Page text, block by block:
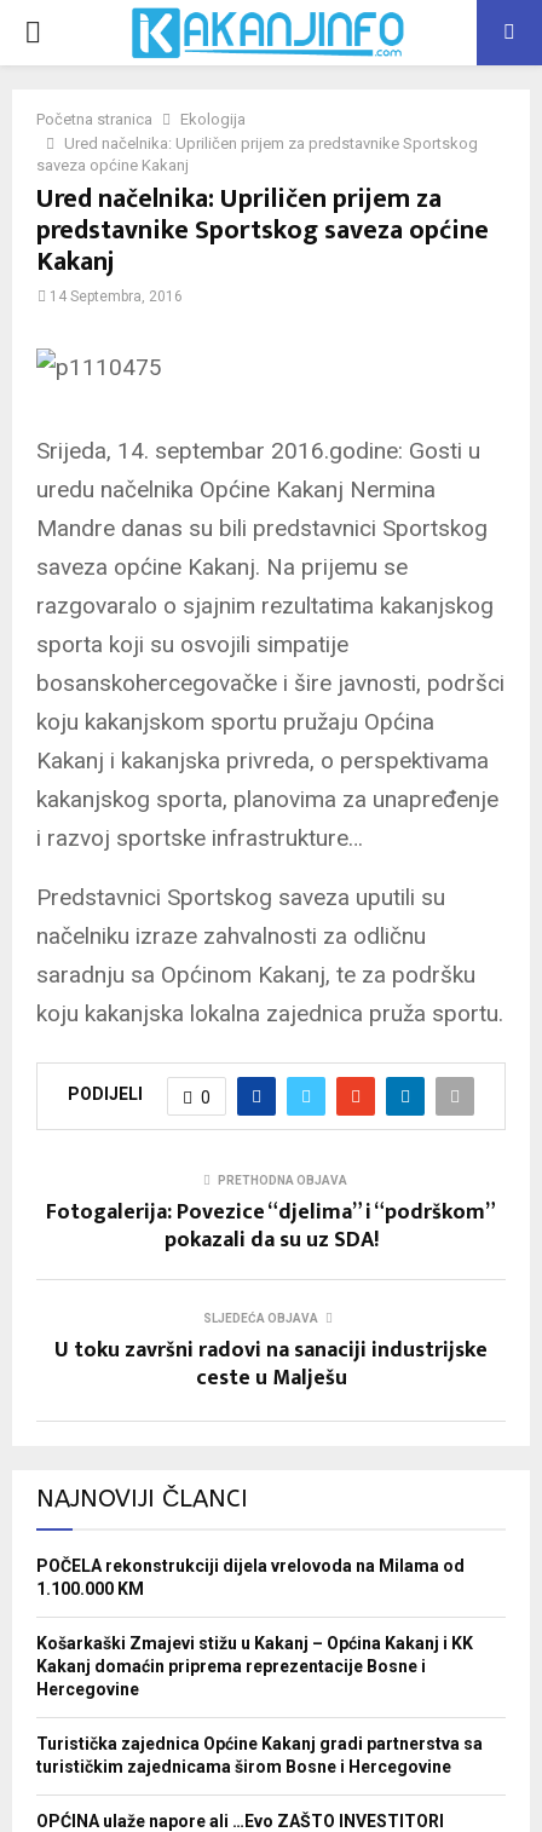
PRIMARY
Početna stranica
Ekologija
Ured načelnika: Upriličen prijem za predstavnike Sportskog
saveza općine Kakanj
Ured načelnika: Upriličen prijem za
predstavnike Sportskog saveza općine
Kakanj
14 Septembra, 2016
Srijeda, 14. septembar 2016.godine: Gosti u
uredu načelnika Općine Kakanj Nermina
Mandre danas su bili predstavnici Sportskog
saveza općine Kakanj. Na prijemu se
razgovaralo o sjajnim rezultatima kakanjskog
sporta koji su osvojili simpatije
bosanskohercegovačke i šire javnosti, podršci
koju kakanjskom sportu pružaju Općina
Kakanj i kakanjska privreda, o perspektivama
kakanjskog sporta, planovima za unapređenje
i razvoj sportske infrastrukture…
Predstavnici Sportskog saveza uputili su
načelniku izraze zahvalnosti za odličnu
saradnju sa Općinom Kakanj, te za podršku
koju kakanjska lokalna zajednica pruža sportu.
PODIJELI 0
PRETHODNA OBJAVA
Fotogalerija: Povezice “djelima” i “podrškom”
pokazali da su uz SDA!
SLJEDEĆA OBJAVA
U toku završni radovi na sanaciji industrijske
ceste u Malješu
NAJNOVIJI ČLANCI
POČELA rekonstrukciji dijela vrelovoda na Milama od
1.100.000 KM
Košarkaški Zmajevi stižu u Kakanj – Općina Kakanj i KK
Kakanj domaćin priprema reprezentacije Bosne i
Hercegovine
Turistička zajednica Općine Kakanj gradi partnerstva sa
turističkim zajednicama širom Bosne i Hercegovine
OPĆINA ulaže napore ali …Evo ZAŠTO INVESTITORI